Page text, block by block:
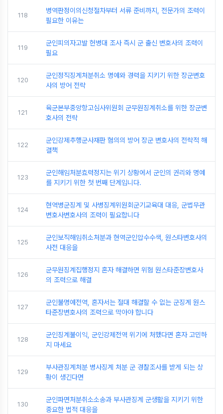
118
병역판정이의신청절차부터 서류 준비까지, 전문가의 조력이
필요한 이유는
119
군인피의자고발 헌병대 조사 즉시 군 출신 변호사의 조력이
필요
120
군인정직징계처분취소 명예와 경력을 지키기 위한 장군변호
사의 방어 전략
121
육군본부중앙항고심사위원회 군무원징계취소를 위한 장군변
호사의 전략
122
군인강제추행군사재판 혐의의 방어 장군 변호사의 전략적 해
결책
123
군인해임처분효력정지는 위기 상황에서 군인의 권리와 명예
를 지키기 위한 첫 번째 단계입니다.
124
현역병군징계 및 사병징계위원회군기교육대 대응, 군법무관
변호사변호사의 조력이 필요합니다
125
군인보직해임취소처분과 현역군인압수수색, 원스타변호사의
사전 대응을
126
군무원징계집행정지 혼자 해결하면 위험 원스타준장변호사
의 조력으로 해결
127
군인불명예전역, 혼자서는 절대 해결할 수 없는 군징계 원스
타준장변호사의 조력으로 막아야 합니다
128
군인징계불이익, 군인강제전역 위기에 처했다면 혼자 고민하
지 마세요
129
부사관징계처분 병사징계 처분 군 경찰조사를 받게 되는 상
황이 생긴다면
130
군인파면처분취소소송과 부사관징계 군생활을 지키기 위한
중요한 법적 대응을